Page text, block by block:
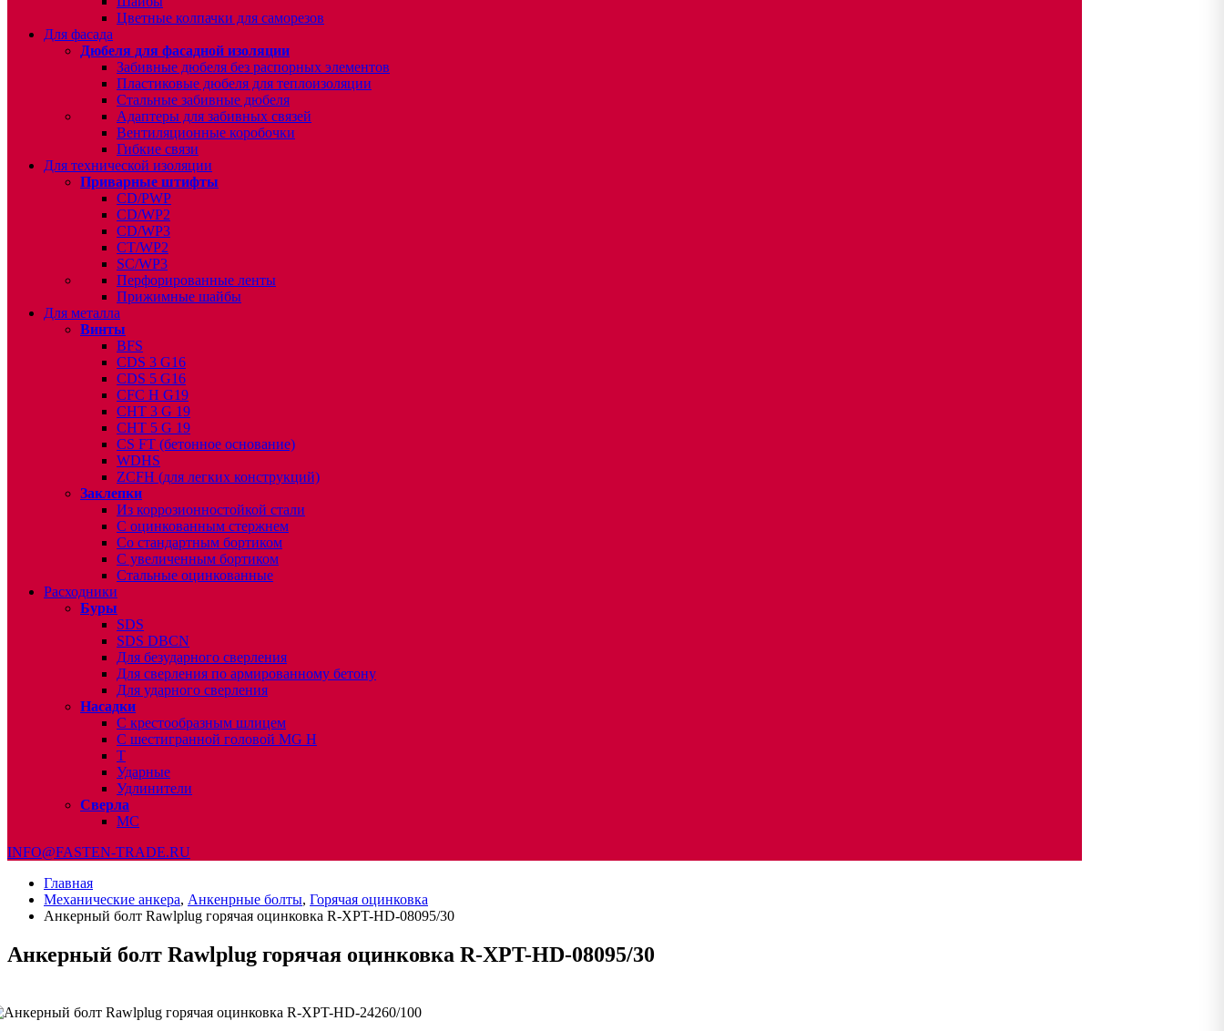
Цветные колпачки для саморезов
Для фасада
Дюбеля для фасадной изоляции
Забивные дюбеля без распорных элементов
Пластиковые дюбеля для теплоизоляции
Стальные забивные дюбеля
Адаптеры для забивных связей
Вентиляционные коробочки
Гибкие связи
Для технической изоляции
Приварные штифты
CD/PWP
CD/WP2
CD/WP3
CT/WP2
SC/WP3
Перфорированные ленты
Прижимные шайбы
Для металла
Винты
BFS
CDS 3 G16
CDS 5 G16
CFC H G19
CHT 3 G 19
CHT 5 G 19
CS FT (бетонное основание)
WDHS
ZCFH (для легких конструкций)
Заклепки
Из коррозионностойкой стали
С оцинкованным стержнем
Со стандартным бортиком
С увеличенным бортиком
Стальные оцинкованные
Расходники
Буры
SDS
SDS DBCN
Для безударного сверления
Для сверления по армированному бетону
Для ударного сверления
Насадки
С крестообразным шлицем
С шестигранной головой MG H
T
Ударные
Удлинители
Сверла
МС
INFO@FASTEN-TRADE.RU
Главная
Механические анкера, Анкенрные болты, Горячая оцинковка
Анкерный болт Rawlplug горячая оцинковка R-XPT-HD-08095/30
Анкерный болт Rawlplug горячая оцинковка R-XPT-HD-08095/30